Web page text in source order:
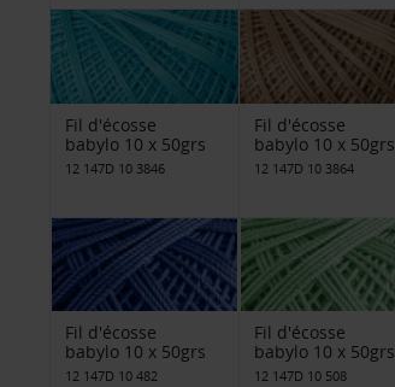
Fil d'écosse
babylo 10 x 50grs
12 147D 10 3846
Fil d'écosse
babylo 10 x 50grs
12 147D 10 3864
Fil d'écosse
babylo 10 x 50grs
12 147D 10 482
Fil d'écosse
babylo 10 x 50grs
12 147D 10 508